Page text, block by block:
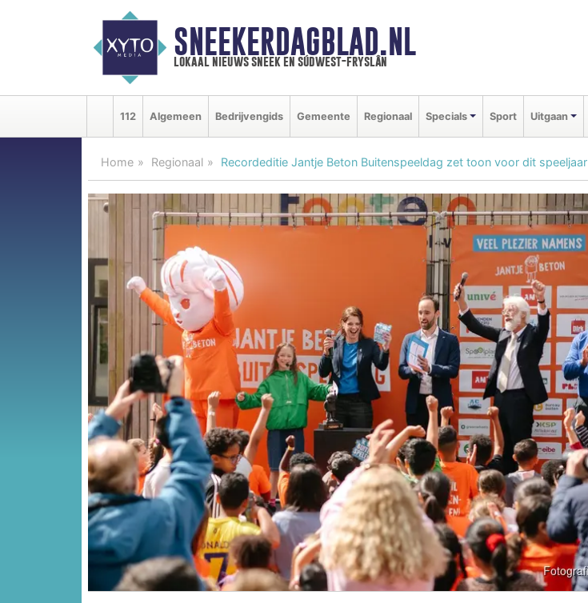
SNEEKERDAGBLAD.NL
lokaal nieuws sneek en súdwest-fryslân
112 Algemeen Bedrijvengids Gemeente Regionaal Specials Sport Uitgaan
Home Regionaal Recordeditie Jantje Beton Buitenspeeldag zet toon voor dit speeljaar